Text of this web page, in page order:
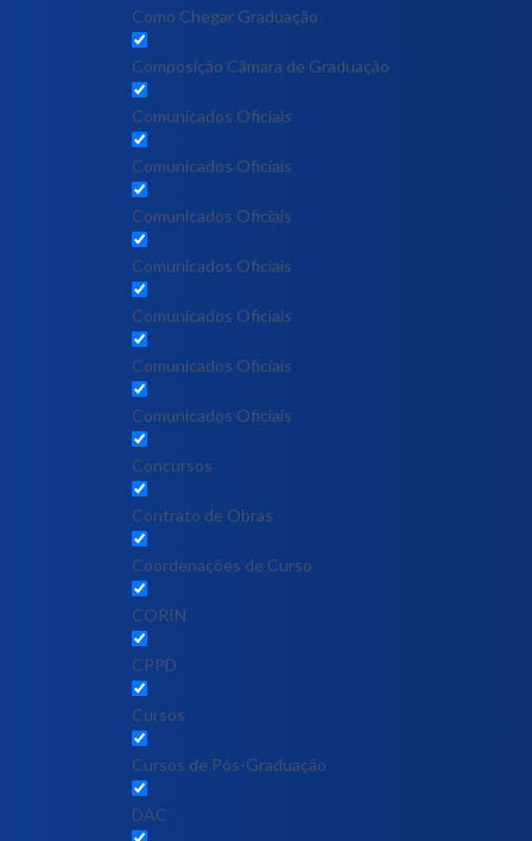
Como Chegar Graduação
Composição Câmara de Graduação
Comunicados Oficiais
Comunicados Oficiais
Comunicados Oficiais
Comunicados Oficiais
Comunicados Oficiais
Comunicados Oficiais
Comunicados Oficiais
Concursos
Contrato de Obras
Coordenações de Curso
CORIN
CPPD
Cursos
Cursos de Pós-Graduação
DAC